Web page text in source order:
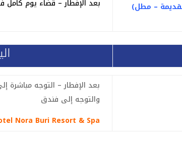
بعد الإفطار – قضاء يوم كامل
(محمية الفيلة – مملكة النمور – مصنع اللؤلؤ – البلدة القديمة – مطل
بعد الإفطار – التوجه مباشرة
والتوجه إلى فندق
Nora Buri Resort & Spa